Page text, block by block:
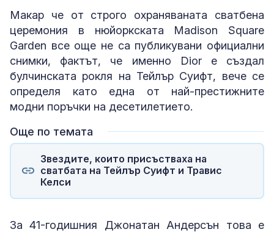
Макар че от строго охраняваната сватбена
церемония в нюйоркската Madison Square
Garden все още не са публикувани официални
снимки, фактът, че именно Dior е създал
булчинската рокля на Тейлър Суифт, вече се
определя като една от най-престижните
модни поръчки на десетилетието.
Още по темата
Звездите, които присъстваха на
сватбата на Тейлър Суифт и Травис
Келси
За 41-годишния Джонатан Андерсън това е